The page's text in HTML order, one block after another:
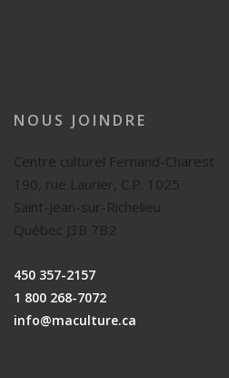
NOUS JOINDRE
Centre culturel Fernand-Charest
190, rue Laurier, C.P. 1025
Saint-Jean-sur-Richelieu
Québec J3B 7B2
450 357-2157
1 800 268-7072
info@maculture.ca